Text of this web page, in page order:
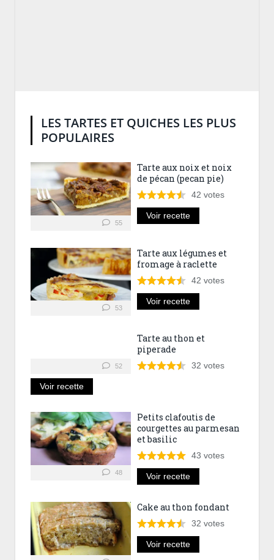
LES TARTES ET QUICHES LES PLUS
POPULAIRES
55
Tarte aux noix et noix
de pécan (pecan pie)
42 votes
Voir recette
53
Tarte aux légumes et
fromage à raclette
42 votes
Voir recette
52
Tarte au thon et
piperade
32 votes
Voir recette
48
Petits clafoutis de
courgettes au parmesan
et basilic
43 votes
Voir recette
Cake au thon fondant
32 votes
Voir recette